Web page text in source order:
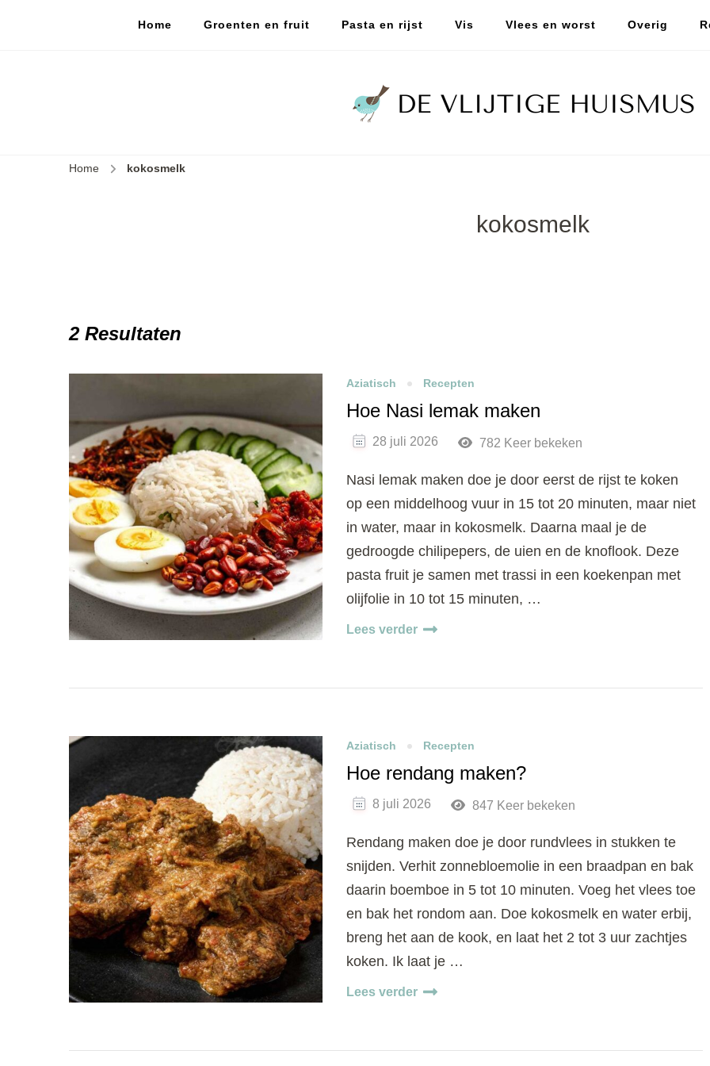
Home Groenten en fruit Pasta en rijst Vis Vlees en worst Overig
Home kokosmelk
kokosmelk
2 Resultaten
Aziatisch Recepten
Hoe Nasi lemak maken
28 juli 2026 782 Keer bekeken
Nasi lemak maken doe je door eerst de rijst te koken
op een middelhoog vuur in 15 tot 20 minuten, maar niet
in water, maar in kokosmelk. Daarna maal je de
gedroogde chilipepers, de uien en de knoflook. Deze
pasta fruit je samen met trassi in een koekenpan met
olijfolie in 10 tot 15 minuten, …
Lees verder
Aziatisch Recepten
Hoe rendang maken?
8 juli 2026 847 Keer bekeken
Rendang maken doe je door rundvlees in stukken te
snijden. Verhit zonnebloemolie in een braadpan en bak
daarin boemboe in 5 tot 10 minuten. Voeg het vlees toe
en bak het rondom aan. Doe kokosmelk en water erbij,
breng het aan de kook, en laat het 2 tot 3 uur zachtjes
koken. Ik laat je …
Lees verder